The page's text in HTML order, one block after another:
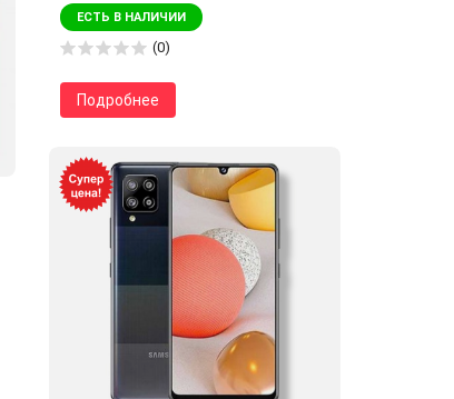
ЕСТЬ В НАЛИЧИИ
(0)
Подробнее